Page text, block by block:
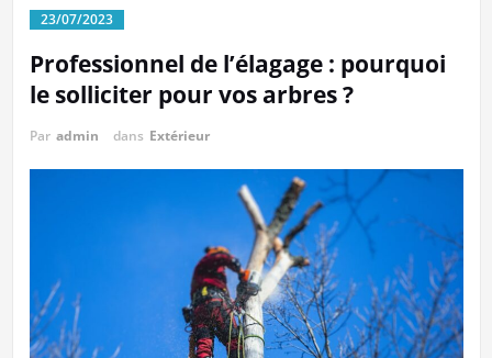
23/07/2023
Professionnel de l’élagage : pourquoi
le solliciter pour vos arbres ?
Par admin dans Extérieur